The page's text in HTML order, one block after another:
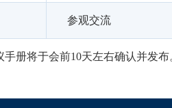
参观交流
册将于会前10天左右确认并发布